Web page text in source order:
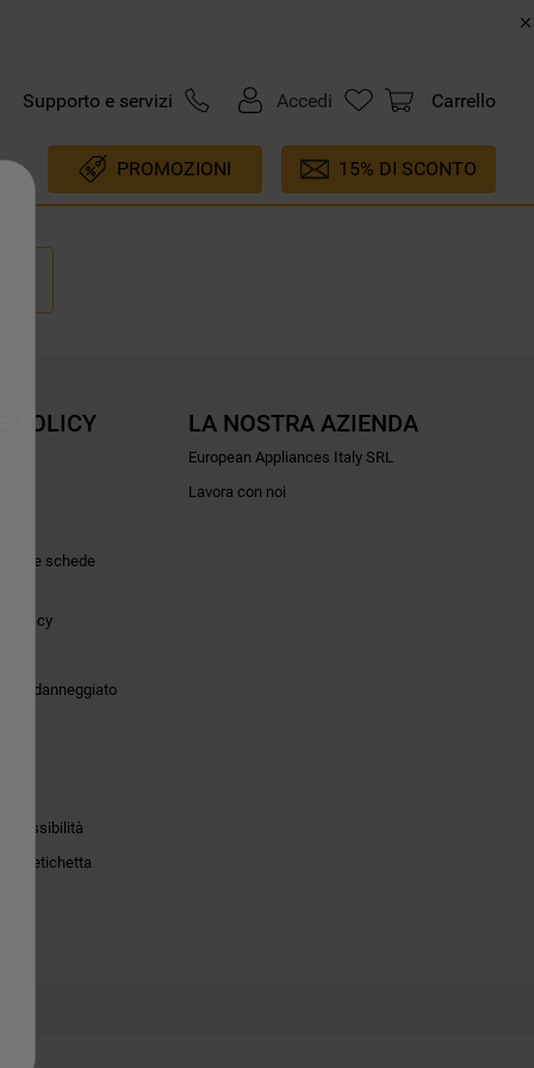
Supporto e servizi Accedi Carrello
PROMOZIONI 15% DI SCONTO
POLICY
e schede
Privacy
danneggiato
e etichetta
LA NOSTRA AZIENDA
European Appliances Italy SRL
Lavora con noi